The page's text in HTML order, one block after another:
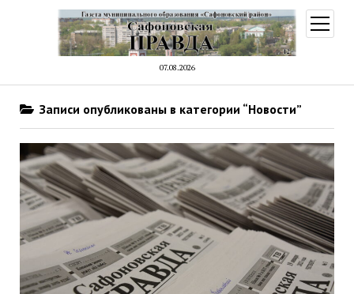
07.08.2026
меню
Записи опубликованы в категории “Новости”